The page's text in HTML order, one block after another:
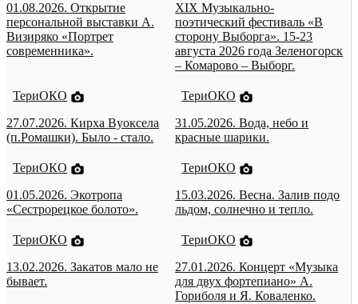
01.08.2026. Открытие
персональной выставки А.
Визиряко «Портрет
современника».
XIX Музыкально-
поэтический фестиваль «В
сторону Выборга». 15-23
августа 2026 года Зеленогорск
– Комарово – Выборг.
ТериОКО
27.07.2026. Кирха Вуоксела
(п.Ромашки). Было - стало.
ТериОКО
31.05.2026. Вода, небо и
красные шарики.
ТериОКО
01.05.2026. Экотропа
«Сестрорецкое болото».
ТериОКО
15.03.2026. Весна. Залив подо
льдом, солнечно и тепло.
ТериОКО
13.02.2026. Закатов мало не
бывает.
ТериОКО
27.01.2026. Концерт «Музыка
для двух фортепиано» А.
Гориболя и Я. Коваленко.